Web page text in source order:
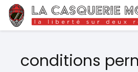
conditions